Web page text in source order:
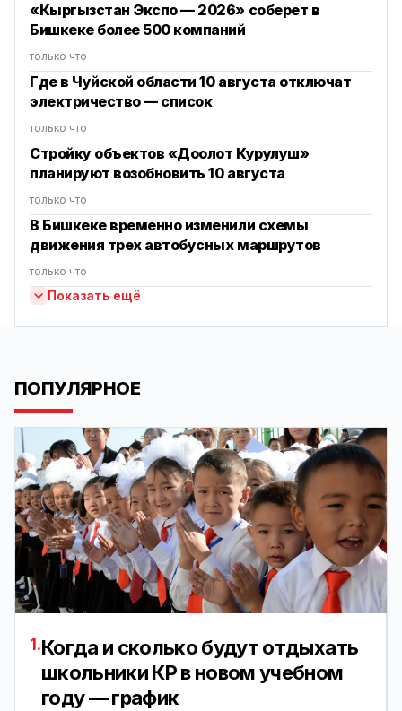
«Кыргызстан Экспо — 2026» соберет в
Бишкеке более 500 компаний
только что
Где в Чуйской области 10 августа отключат
электричество — список
только что
Стройку объектов «Доолот Курулуш»
планируют возобновить 10 августа
только что
В Бишкеке временно изменили схемы
движения трех автобусных маршрутов
только что
Показать ещё
ПОПУЛЯРНОЕ
1.Когда и сколько будут отдыхать
школьники КР в новом учебном
году — график